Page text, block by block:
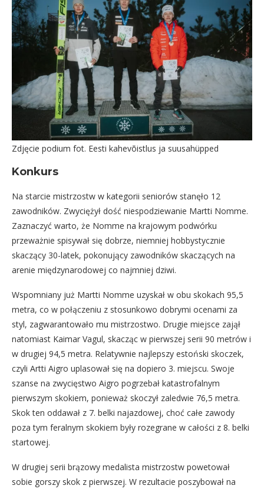
Zdjęcie podium fot. Eesti kahevõistlus ja suusahüpped
Konkurs
Na starcie mistrzostw w kategorii seniorów stanęło 12
zawodników. Zwyciężył dość niespodziewanie Martti Nomme.
Zaznaczyć warto, że Nomme na krajowym podwórku
przeważnie spisywał się dobrze, niemniej hobbystycznie
skaczący 30-latek, pokonujący zawodników skaczących na
arenie międzynarodowej co najmniej dziwi.
Wspomniany już Martti Nomme uzyskał w obu skokach 95,5
metra, co w połączeniu z stosunkowo dobrymi ocenami za
styl, zagwarantowało mu mistrzostwo. Drugie miejsce zajął
natomiast Kaimar Vagul, skacząc w pierwszej serii 90 metrów i
w drugiej 94,5 metra. Relatywnie najlepszy estoński skoczek,
czyli Artti Aigro uplasował się na dopiero 3. miejscu. Swoje
szanse na zwycięstwo Aigro pogrzebał katastrofalnym
pierwszym skokiem, ponieważ skoczył zaledwie 76,5 metra.
Skok ten oddawał z 7. belki najazdowej, choć całe zawody
poza tym feralnym skokiem były rozegrane w całości z 8. belki
startowej.
W drugiej serii brązowy medalista mistrzostw powetował
sobie gorszy skok z pierwszej. W rezultacie poszybował na